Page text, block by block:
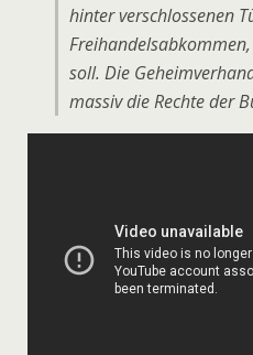
hinter verschlossenen
soll. Die
massiv die Rechte der